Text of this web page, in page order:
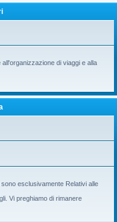
di viaggi e alla
esclusivamente Relativi alle
Vi preghiamo di rimanere